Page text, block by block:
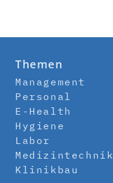
Themen
Management
Personal
E-Health
Hygiene
Labor
Medizintechnik
Klinikbau